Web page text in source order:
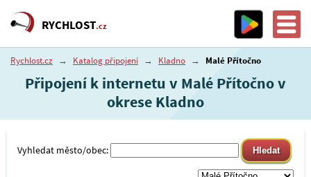
RYCHLOST.cz
Rychlost.cz → Katalog připojení → Kladno → Malé Přítočno
Připojení k internetu v Malé Přítočno v
okrese Kladno
Vyhledat město/obec: